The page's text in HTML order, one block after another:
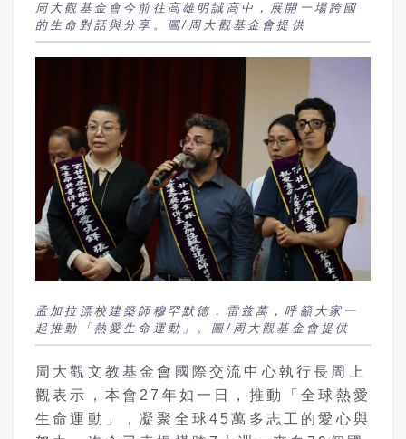
周大觀基金會今前往高雄明誠高中，展開一場跨國
的生命對話與分享。圖/周大觀基金會提供
孟加拉漂校建築師穆罕默德．雷兹萬，呼籲大家一
起推動「熱愛生命運動」。圖/周大觀基金會提供
周大觀文教基金會國際交流中心執行長周上
觀表示，本會27年如一日，推動「全球熱愛
生命運動」，凝聚全球45萬多志工的愛心與